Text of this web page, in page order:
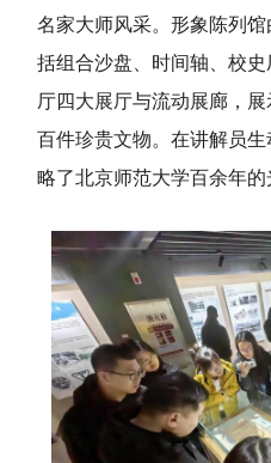
名家大师风采。形象陈列
括组合沙盘、时间轴、校
厅四大展厅与流动展廊，
百件珍贵文物。在讲解员
略了北京师范大学百余年的